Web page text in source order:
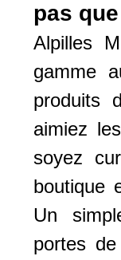
pas
Alpilles
gamme
produits
aimiez
soyez
boutique
Un
portes